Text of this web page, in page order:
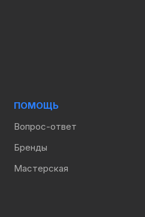
ПОМОЩЬ
Вопрос-ответ
Бренды
Мастерская